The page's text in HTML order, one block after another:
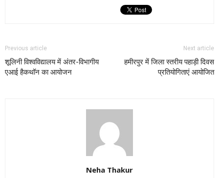
Previous article
शूलिनी विश्वविद्यालय में अंतर-विभागीय
एआई हैकथॉन का आयोजन
Next article
हमीरपुर में जिला स्तरीय पहाड़ी दिवस
प्रतियोगिताएं आयोजित
Neha Thakur